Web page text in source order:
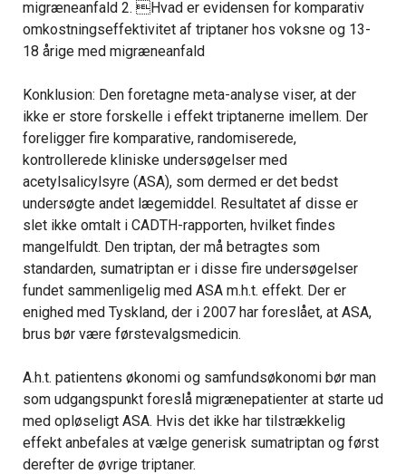
migræneanfald 2. Hvad er evidensen for komparativ
omkostningseffektivitet af triptaner hos voksne og 13-
18 årige med migræneanfald
Konklusion: Den foretagne meta-analyse viser, at der
ikke er store forskelle i effekt triptanerne imellem. Der
foreligger fire komparative, randomiserede,
kontrollerede kliniske undersøgelser med
acetylsalicylsyre (ASA), som dermed er det bedst
undersøgte andet lægemiddel. Resultatet af disse er
slet ikke omtalt i CADTH-rapporten, hvilket findes
mangelfuldt. Den triptan, der må betragtes som
standarden, sumatriptan er i disse fire undersøgelser
fundet sammenligelig med ASA m.h.t. effekt. Der er
enighed med Tyskland, der i 2007 har foreslået, at ASA,
brus bør være førstevalgsmedicin.
A.h.t. patientens økonomi og samfundsøkonomi bør man
som udgangspunkt foreslå migrænepatienter at starte ud
med opløseligt ASA. Hvis det ikke har tilstrækkelig
effekt anbefales at vælge generisk sumatriptan og først
derefter de øvrige triptaner.